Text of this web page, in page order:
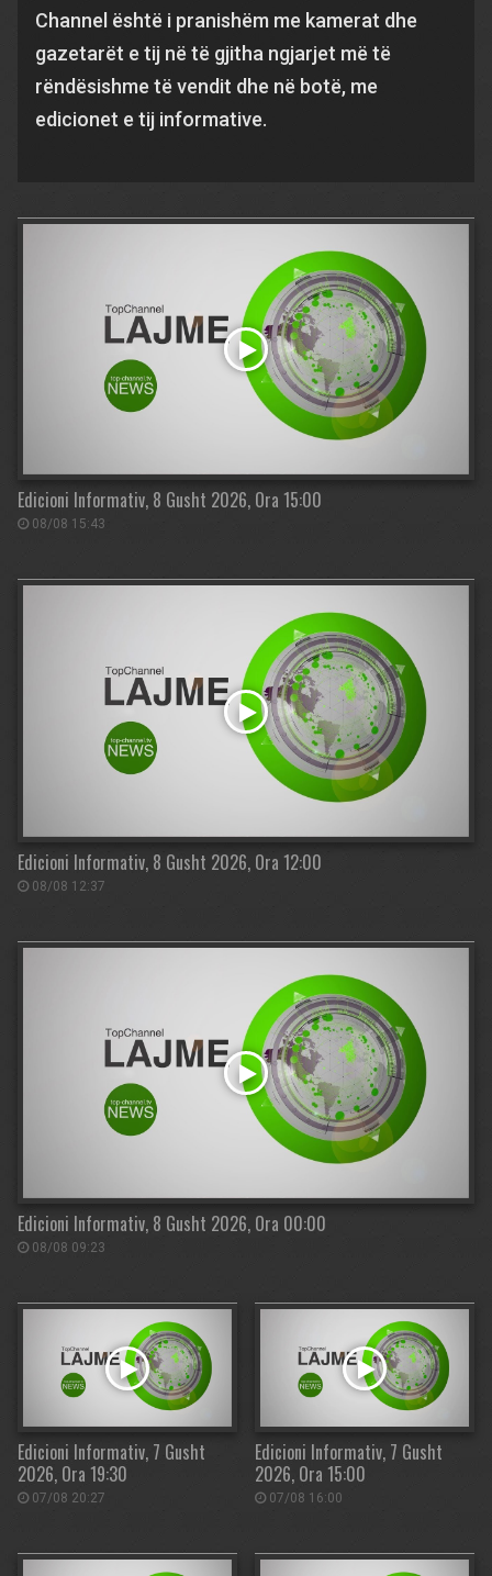
Channel është i pranishëm me kamerat dhe
gazetarët e tij në të gjitha ngjarjet më të
rëndësishme të vendit dhe në botë, me
edicionet e tij informative.
Edicioni Informativ, 8 Gusht 2026, Ora 15:00
08/08 15:43
Edicioni Informativ, 8 Gusht 2026, Ora 12:00
08/08 12:37
Edicioni Informativ, 8 Gusht 2026, Ora 00:00
08/08 09:23
Edicioni Informativ, 7 Gusht
2026, Ora 19:30
07/08 20:27
Edicioni Informativ, 7 Gusht
2026, Ora 15:00
07/08 16:00